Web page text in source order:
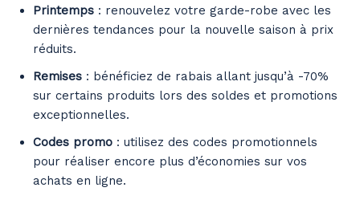
Printemps : renouvelez votre garde-robe avec les
dernières tendances pour la nouvelle saison à prix
réduits.
Remises : bénéficiez de rabais allant jusqu’à -70%
sur certains produits lors des soldes et promotions
exceptionnelles.
Codes promo : utilisez des codes promotionnels
pour réaliser encore plus d’économies sur vos
achats en ligne.